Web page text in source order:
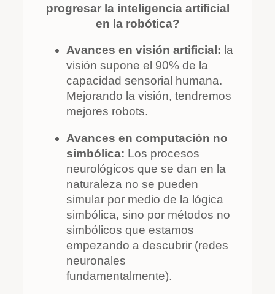
progresar la inteligencia artificial
en la robótica?
Avances en visión artificial: la
visión supone el 90% de la
capacidad sensorial humana.
Mejorando la visión, tendremos
mejores robots.
Avances en computación no
simbólica: Los procesos
neurológicos que se dan en la
naturaleza no se pueden
simular por medio de la lógica
simbólica, sino por métodos no
simbólicos que estamos
empezando a descubrir (redes
neuronales
fundamentalmente).